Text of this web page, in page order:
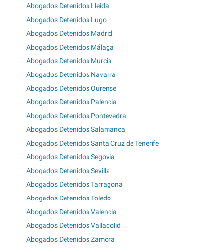
Abogados Detenidos Lleida
Abogados Detenidos Lugo
Abogados Detenidos Madrid
Abogados Detenidos Málaga
Abogados Detenidos Murcia
Abogados Detenidos Navarra
Abogados Detenidos Ourense
Abogados Detenidos Palencia
Abogados Detenidos Pontevedra
Abogados Detenidos Salamanca
Abogados Detenidos Santa Cruz de Tenerife
Abogados Detenidos Segovia
Abogados Detenidos Sevilla
Abogados Detenidos Tarragona
Abogados Detenidos Toledo
Abogados Detenidos Valencia
Abogados Detenidos Valladolid
Abogados Detenidos Zamora